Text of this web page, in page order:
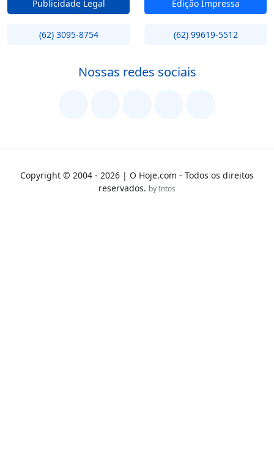
Publicidade Legal Edição Impressa
(62) 3095-8754 (62) 99619-5512
Nossas redes sociais
Copyright © 2004 - 2026 | O Hoje.com - Todos os direitos
reservados. by Intos